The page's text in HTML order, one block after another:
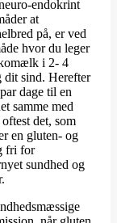
endokrint
at
på, er ved
hvor du leger
i 2- 4
dit sind. Herefter
dage til en
samme med
det, som
en gluten- og
fri for
sundhed og